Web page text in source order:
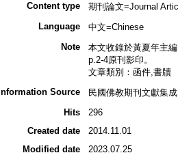
Content type
期刊論文=Journal
Language
中文=Chinese
Note
本文收錄於黃夏年主
p.2-4原刊影印。
文章類別：函件,書牘
Information Source
民國佛教期刊文獻集
Hits
296
Created date
2014.11.01
Modified date
2023.07.25